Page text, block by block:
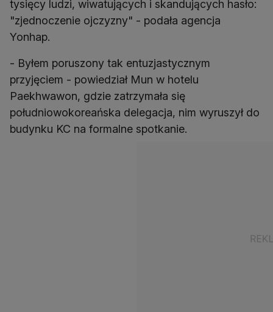
tysięcy ludzi, wiwatujących i skandujących hasło:
"zjednoczenie ojczyzny" - podała agencja
Yonhap.
- Byłem poruszony tak entuzjastycznym
przyjęciem - powiedział Mun w hotelu
Paekhwawon, gdzie zatrzymała się
południowokoreańska delegacja, nim wyruszył do
budynku KC na formalne spotkanie.